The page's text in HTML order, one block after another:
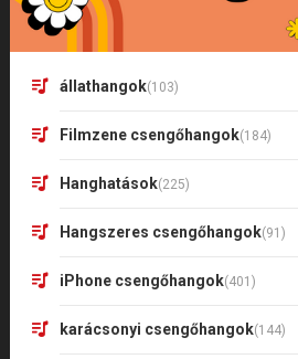
állathangok(103)
Filmzene csengőhangok(184)
Hanghatások(225)
Hangszeres csengőhangok(91)
iPhone csengőhangok(401)
karácsonyi csengőhangok(144)